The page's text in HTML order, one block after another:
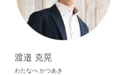
渡邉 克晃
わたなべ かつあき